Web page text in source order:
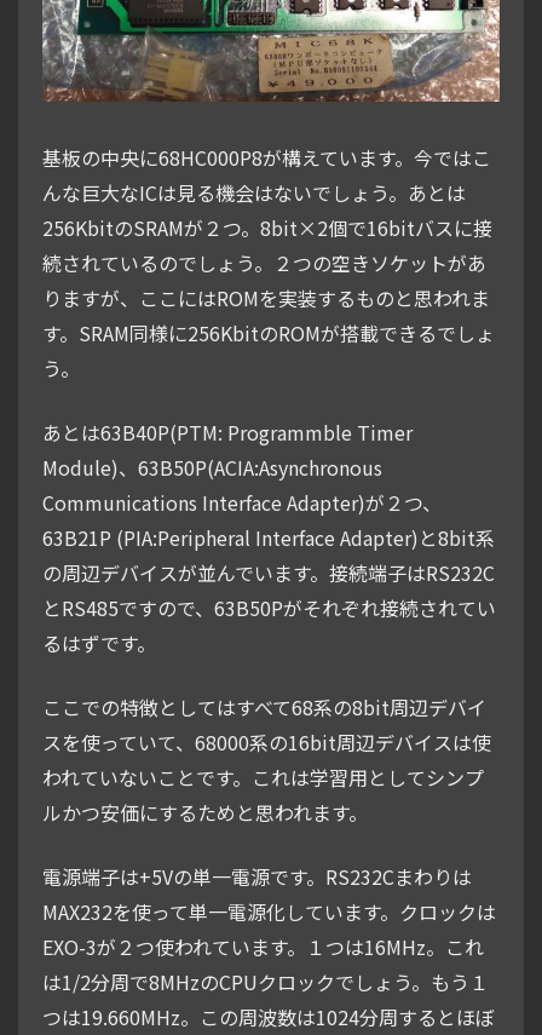
基板の中央に68HC000P8が構えています。今ではこ
んな巨大なICは見る機会はないでしょう。あとは
256KbitのSRAMが２つ。8bit×2個で16bitバスに接
続されているのでしょう。２つの空きソケットがあ
りますが、ここにはROMを実装するものと思われま
す。SRAM同様に256KbitのROMが搭載できるでしょ
う。
あとは63B40P(PTM: Programmble Timer
Module)、63B50P(ACIA:Asynchronous
Communications Interface Adapter)が２つ、
63B21P (PIA:Peripheral Interface Adapter)と8bit系
の周辺デバイスが並んでいます。接続端子はRS232C
とRS485ですので、63B50Pがそれぞれ接続されてい
るはずです。
ここでの特徴としてはすべて68系の8bit周辺デバイ
スを使っていて、68000系の16bit周辺デバイスは使
われていないことです。これは学習用としてシンプ
ルかつ安価にするためと思われます。
電源端子は+5Vの単一電源です。RS232Cまわりは
MAX232を使って単一電源化しています。クロックは
EXO-3が２つ使われています。１つは16MHz。これ
は1/2分周で8MHzのCPUクロックでしょう。もう１
つは19.660MHz。この周波数は1024分周するとほぼ